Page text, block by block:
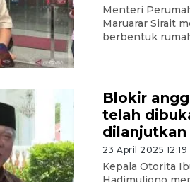
Menteri
Maruarar Sirait
berbentuk
Blokir
telah
dilanjutkan
23 April 2025 12:19
Kepala Otorita